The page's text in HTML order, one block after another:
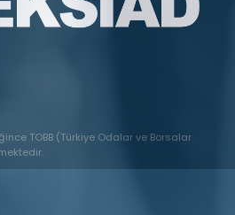
TOBB (Türkiye Odalar ve Borsalar